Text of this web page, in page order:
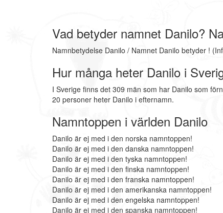
Vad betyder namnet Danilo?
Namnbetydelse Danilo / Namnet Danilo betyder !
Hur många heter Danilo i
I Sverige finns det 309 män som har Danilo som
20 personer heter Danilo i efternamn.
Namntoppen i världen Danilo
Danilo är ej med i den norska namntoppen!
Danilo är ej med i den danska namntoppen!
Danilo är ej med i den tyska namntoppen!
Danilo är ej med i den finska namntoppen!
Danilo är ej med i den franska namntoppen!
Danilo är ej med i den amerikanska namntoppen!
Danilo är ej med i den engelska namntoppen!
Danilo är ej med i den spanska namntoppen!